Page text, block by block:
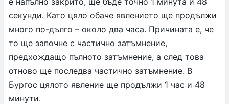
секунди. Като цяло обаче явлението ще продължи
много по-дълго – около два часа. Причината е, че
то ще започне с частично затъмнение,
предхождащо пълното затъмнение, а след това
отново ще последва частично затъмнение. В
Бургос цялото явление ще продължи 1 час и 48
минути.